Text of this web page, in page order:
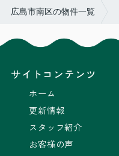
広島市南区の物件一覧
サイトコンテンツ
ホーム
更新情報
スタッフ紹介
お客様の声